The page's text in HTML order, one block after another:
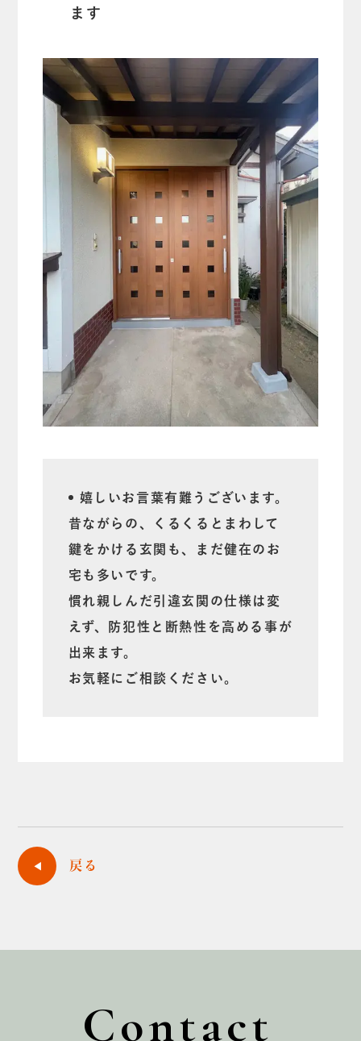
ます
嬉しいお言葉有難うございます。
昔ながらの、くるくるとまわして
鍵をかける玄関も、まだ健在のお
宅も多いです。
慣れ親しんだ引違玄関の仕様は変
えず、防犯性と断熱性を高める事が
出来ます。
お気軽にご相談ください。
戻る
Contact